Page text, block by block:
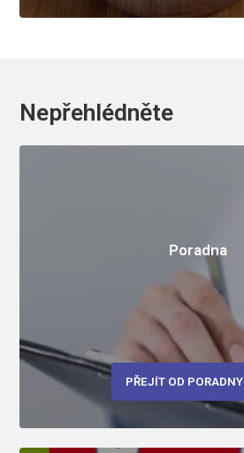
Nepřehlédněte
Poradna
PŘEJÍT OD PORADNY